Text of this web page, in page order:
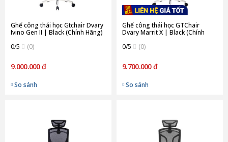
Ghế công thái học Gtchair Dvary
Ivino Gen II | Black (Chính Hãng)
0/5
(0)
9.000.000 ₫
So sánh
Ghế công thái học GTChair
Dvary Marrit X | Black (Chính
0/5
(0)
9.700.000 ₫
So sánh